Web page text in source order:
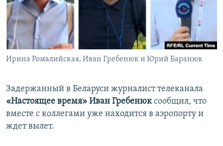
ПОБЕДИТЕЛЕЙ НЕ СУДЯТ?
КРЫМ.НЕПОКОРЕННЫЙ
ELIFBE
УКРАИНСКАЯ ПРОБЛЕМА КРЫМА
ПРИСОЕДИНЯЙТЕСЬ!
Ирина Ромалийская, Иван Гребенюк и Юрий Баранюк
Задержанный в Беларуси журналист телеканала
«Настоящее время» Иван Гребенюксообщил, что
вместе с коллегами уже находится в аэропорту и
ждет вылет.